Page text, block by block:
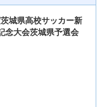
城県高校サッカー新
念大会茨城県予選会